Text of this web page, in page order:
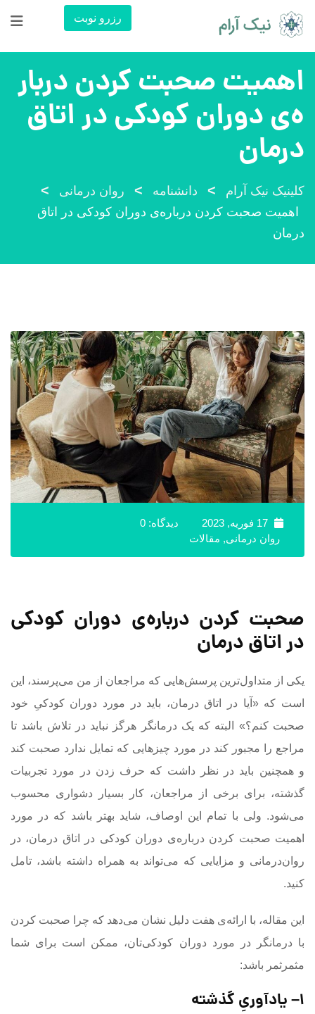
محتوا
رزرو نوبت
اهمیت صحبت کردن دربار
ه‌ی دوران کودکی در اتاق
درمان
کلینیک نیک آرام > دانشنامه > روان درمانی >
اهمیت صحبت کردن درباره‌ی دوران کودکی در اتاق
درمان
دیدگاه: 0
روان درمانی, مقالات
صحبت کردن درباره‌ی دوران کودکی
در اتاق درمان
یکی از متداول‌ترین پرسش‌هایی که مراجعان از من می‌پرسند، این
است که «آیا در اتاق درمان، باید در مورد دوران کودکیِ خود
صحبت کنم؟» البته که یک درمانگر هرگز نباید در تلاش باشد تا
مراجع را مجبور کند در مورد چیزهایی که تمایل ندارد صحبت کند
و همچنین باید در نظر داشت که حرف زدن در مورد تجربیات
گذشته، برای برخی از مراجعان، کار بسیار دشواری محسوب
می‌شود. ولی با تمام این اوصاف، شاید بهتر باشد که در مورد
اهمیت صحبت کردن درباره‌ی دوران کودکی در اتاق درمان، در
روان‌درمانی و مزایایی که می‌تواند به همراه داشته باشد، تامل
کنید.
این مقاله، با ارائه‌ی هفت دلیل نشان می‌دهد که چرا صحبت کردن
با درمانگر در مورد دوران کودکی‌تان، ممکن است برای شما
مثمرثمر باشد:
۱–یادآوریِ گذشته